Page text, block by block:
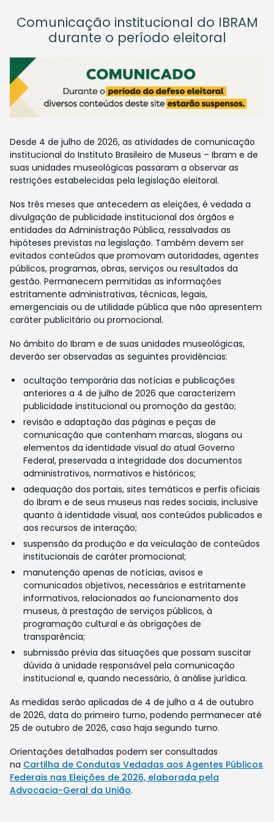
Comunicação institucional do IBRAM
durante o período eleitoral
Desde 4 de julho de 2026, as atividades de comunicação
institucional do Instituto Brasileiro de Museus – Ibram e de
suas unidades museológicas passaram a observar as
restrições estabelecidas pela legislação eleitoral.
Nos três meses que antecedem as eleições, é vedada a
divulgação de publicidade institucional dos órgãos e
entidades da Administração Pública, ressalvadas as
hipóteses previstas na legislação. Também devem ser
evitados conteúdos que promovam autoridades, agentes
públicos, programas, obras, serviços ou resultados da
gestão. Permanecem permitidas as informações
estritamente administrativas, técnicas, legais,
emergenciais ou de utilidade pública que não apresentem
caráter publicitário ou promocional.
No âmbito do Ibram e de suas unidades museológicas,
deverão ser observadas as seguintes providências:
ocultação temporária das notícias e publicações
anteriores a 4 de julho de 2026 que caracterizem
publicidade institucional ou promoção da gestão;
revisão e adaptação das páginas e peças de
comunicação que contenham marcas, slogans ou
elementos da identidade visual do atual Governo
Federal, preservada a integridade dos documentos
administrativos, normativos e históricos;
adequação dos portais, sites temáticos e perfis oficiais
do Ibram e de seus museus nas redes sociais, inclusive
quanto à identidade visual, aos conteúdos publicados e
aos recursos de interação;
suspensão da produção e da veiculação de conteúdos
institucionais de caráter promocional;
manutenção apenas de notícias, avisos e
comunicados objetivos, necessários e estritamente
informativos, relacionados ao funcionamento dos
museus, à prestação de serviços públicos, à
programação cultural e às obrigações de
transparência;
submissão prévia das situações que possam suscitar
dúvida à unidade responsável pela comunicação
institucional e, quando necessário, à análise jurídica.
As medidas serão aplicadas de 4 de julho a 4 de outubro
de 2026, data do primeiro turno, podendo permanecer até
25 de outubro de 2026, caso haja segundo turno.
Orientações detalhadas podem ser consultadas
na Cartilha de Condutas Vedadas aos Agentes Públicos
Federais nas Eleições de 2026, elaborada pela
Advocacia-Geral da União.